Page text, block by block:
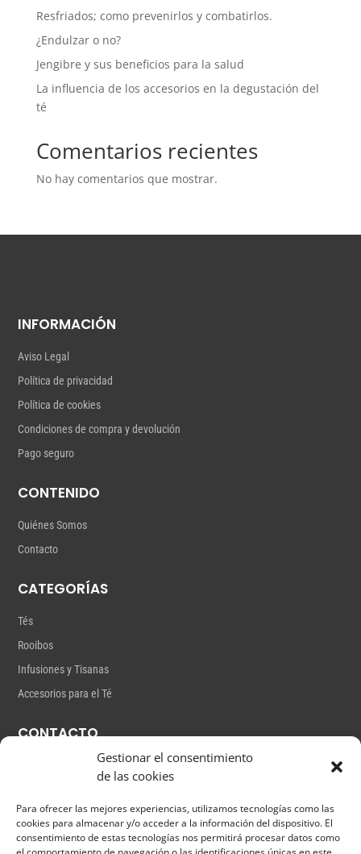
Gestionar el consentimiento
de las cookies
Para ofrecer las mejores experiencias, utilizamos tecnologías como las
cookies para almacenar y/o acceder a la información del dispositivo. El
consentimiento de estas tecnologías nos permitirá procesar datos como
Resfriados; como prevenirlos y combatirlos.
¿Endulzar o no?
Jengibre y sus beneficios para la salud
La influencia de los accesorios en la degustación del
té
Comentarios recientes
No hay comentarios que mostrar.
INFORMACIÓN
Aviso Legal
Política de privacidad
Política de cookies
Condiciones de compra y devolución
Pago seguro
CONTENIDO
Quiénes Somos
Contacto
CATEGORÍAS
Tés
Rooibos
Infusiones y Tisanas
Accesorios para el Té
CONTACTO
Gutiérrez Mas,18
+34 661 38 21 43